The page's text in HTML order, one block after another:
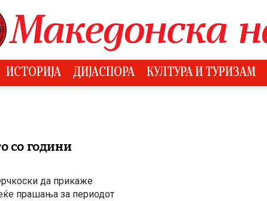
ИСТОРИЈА ДИЈАСПОРА КУЛТУРА И ТУРИЗАМ
со години
да прикаже
прашања за периодот